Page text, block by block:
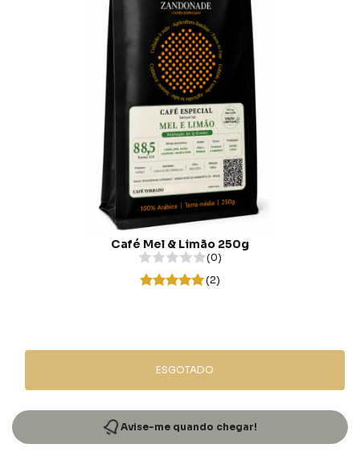
Café Mel & Limão 250g
(0)
(2)
ESGOTADO
Avise-me quando chegar!